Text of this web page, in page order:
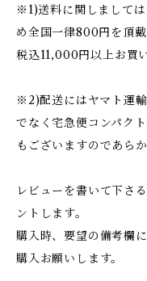
※1)送料に関しまして
め全国一律800円を頂戴
税込11,000円以上お買
※2)配送にはヤマト運
でなく宅急便コンパク
もございますのであら
レビューを書いて下さ
ントします。
購入時、要望の備考欄
購入お願いします。